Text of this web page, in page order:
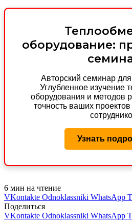
оборудование:
Авторский семинар
Углубленное изучение
оборудования и методов
точность ваших
Узнать
6 мин на чтение
VKontakte Odnoklassniki WhatsApp
Поделиться
VKontakte Odnoklassniki WhatsApp